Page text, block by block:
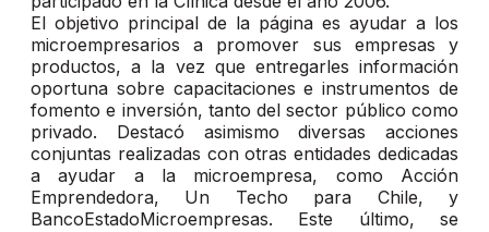
El objetivo principal de la página es ayudar a los
microempresarios a promover sus empresas y
productos, a la vez que entregarles información
oportuna sobre capacitaciones e instrumentos de
fomento e inversión, tanto del sector público como
privado. Destacó asimismo diversas acciones
conjuntas realizadas con otras entidades dedicadas
a ayudar a la microempresa, como Acción
Emprendedora, Un Techo para Chile, y
BancoEstadoMicroempresas. Este último, se